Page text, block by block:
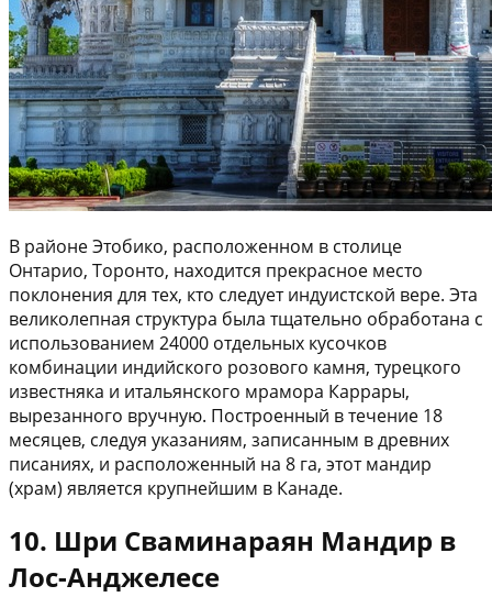
В районе Этобико, расположенном в столице
Онтарио, Торонто, находится прекрасное место
поклонения для тех, кто следует индуистской вере. Эта
великолепная структура была тщательно обработана с
использованием 24000 отдельных кусочков
комбинации индийского розового камня, турецкого
известняка и итальянского мрамора Каррары,
вырезанного вручную. Построенный в течение 18
месяцев, следуя указаниям, записанным в древних
писаниях, и расположенный на 8 га, этот мандир
(храм) является крупнейшим в Канаде.
10. Шри Сваминараян Мандир в
Лос-Анджелесе